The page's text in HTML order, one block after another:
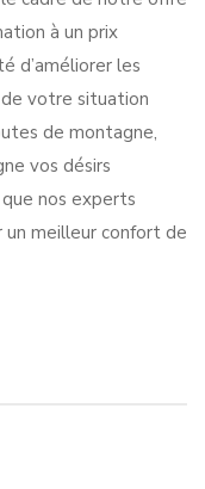
à un prix
d’améliorer les
votre situation
de montagne,
vos désirs
nos experts
meilleur confort de